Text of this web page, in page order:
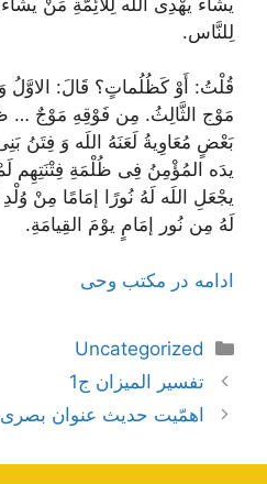
لِلنَّاس.
قُلْتُ: أَوْ كَظُلُماتٍ؟ قَالَ: الاوَّلُ
مَوْج لثَّالِثُ. مِن فَوْقِهِ مَوْجٌ …
بَعْضٍ مُعَاوِیةُ لَعَنَهُ اللَه وَ فِتَنُ
يدَه المُؤْمِنُ فِى ظُلْمَةِ فِتْنَتِهِم
يجْعَلِ اللَه لَهُ نُورًا
إمَامًا مِنْ
لَهُ مِن نُور
إمَامٍ یوْمَ القِیامَةِ.
ادامه در مکتب وحی
دسته‌ها
Uncategorized
ناوبری
نوشته‌ها
تفسير الميزان ج1
اهمّیت حدیث عنوان